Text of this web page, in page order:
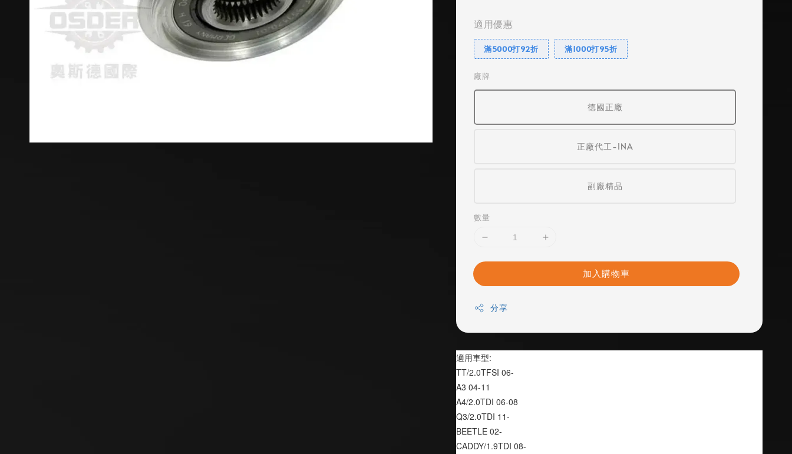
適用優惠
滿5000打92折 滿1000打95折
廠牌
德國正廠
正廠代工-INA
副廠精品
數量
加入購物車
分享
適用車型:
TT/2.0TFSI 06-
A3 04-11
A4/2.0TDI 06-08
Q3/2.0TDI 11-
BEETLE 02-
CADDY/1.9TDI 08-